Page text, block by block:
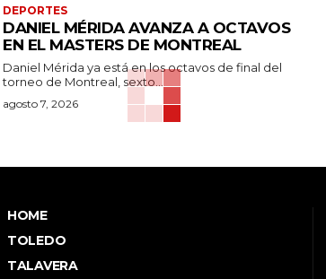
DEPORTES
DANIEL MÉRIDA AVANZA A OCTAVOS
EN EL MASTERS DE MONTREAL
Daniel Mérida ya está en los octavos de final del
torneo de Montreal, sexto...
agosto 7, 2026
HOME
TOLEDO
TALAVERA